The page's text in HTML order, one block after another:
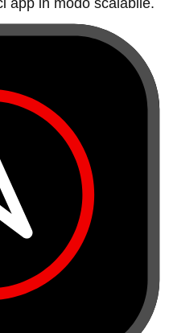
app in modo scalabile.